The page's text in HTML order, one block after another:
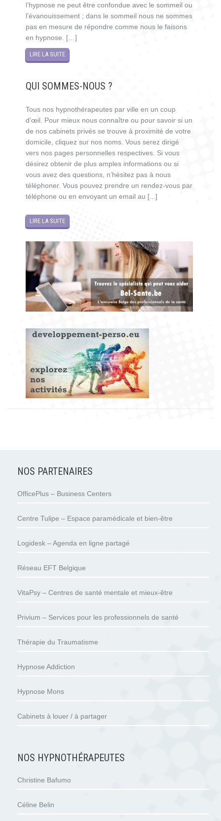
l’hypnose ne peut être confondue avec le sommeil ou
l’évanouissement ; dans le sommeil nous ne sommes
pas en mesure de répondre comme nous le faisons
en hypnose. […]
LIRE LA SUITE
QUI SOMMES-NOUS ?
Tous nos hypnothérapeutes par ville en un coup
d'œil. Pour mieux nous connaître ou pour savoir si un
de nos cabinets privés se trouve à proximité de votre
domicile, cliquez sur nos noms. Vous serez dirigé
vers nos pages personnelles respectives. Si vous
désirez obtenir de plus amples informations ou si
vous avez des questions, n’hésitez pas à nous
téléphoner. Vous pouvez prendre un rendez-vous par
téléphone ou en envoyant un email au [...]
LIRE LA SUITE
NOS PARTENAIRES
OfficePlus – Business Centers
Centre Tulipe – Espace paramédicale et bien-être
Logidesk – Agenda en ligne partagé
Réseau EFT Belgique
VitaPsy – Centres de santé mentale et mieux-être
Privium – Services pour les professionnels de santé
Thérapie du Traumatisme
Hypnose Addiction
Hypnose Mons
Cabinets à louer / à partager
NOS HYPNOTHÉRAPEUTES
Christine Bafumo
Céline Belin